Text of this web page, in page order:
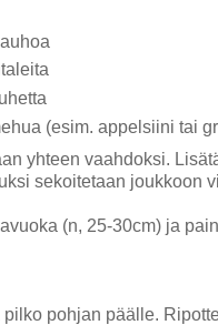
(esim. appelsiini tai
yhteen vaahdoksi.
sekoitetaan joukkoon
(n, 25-30cm) ja
pilko pohjan päälle.